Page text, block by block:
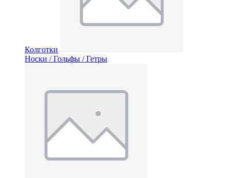
Колготки
Носки / Гольфы / Гетры